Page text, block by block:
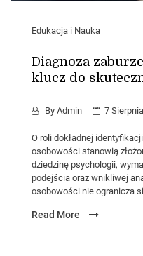
Edukacja i Nauka
Diagnoza
klucz do
By Admin 7
O roli dokładnej
osobowości stanowią
dziedzinę psychologii,
podejścia oraz wnikliwej
osobowości nie ogranicza
Read More